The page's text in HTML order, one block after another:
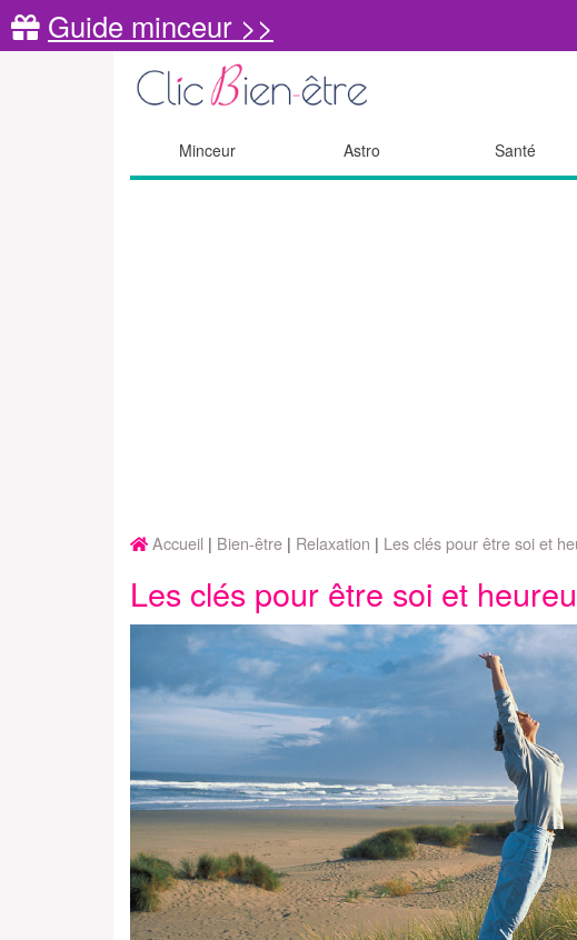
Guide minceur >>
Minceur Astro Santé
Accueil Bien-être Relaxation Les clés pour être soi et
Les clés pour être soi et